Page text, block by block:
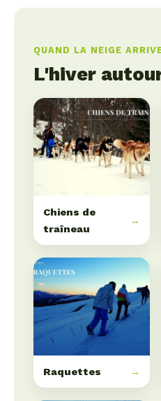
QUAND LA NEIGE
L'hiver
Chiens de
traîneau
→
Raquettes →